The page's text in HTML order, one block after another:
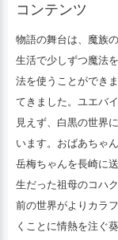
コンテンツ
物語の舞台は、魔族
生活で少しずつ魔法
法を使うことができ
てきました。ユエバ
見えず、白黒の世界
います。おばあちゃ
岳梅ちゃんを長崎に
生だった祖母のコハ
前の世界がよりカラ
くことに情熱を注ぐ